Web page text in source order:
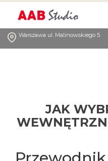
Warszawa ul. Malinowskiego 5
JAK